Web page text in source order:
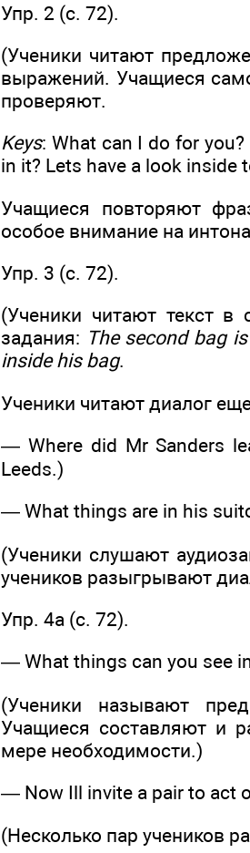
Упр. 2 (с. 72).
(Ученики читают
выражений. Учащиеся
проверяют.
Keys: What can I do for
in it? Lets have a look inside
Учащиеся повторяют
особое внимание на
Упр. 3 (с. 72).
(Ученики читают текст в
задания: The second bag
inside his bag.
Ученики читают диалог
— Where did Mr Sanders
Leeds.)
— What things are in his
(Ученики слушают
учеников разыгрывают
Упр. 4а (с. 72).
— What things can you see
(Ученики называют
Учащиеся составляют и
мере необходимости.)
— Now Ill invite a pair to act
(Несколько пар учеников